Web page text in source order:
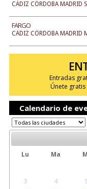
CÁDIZ CÓRDOBA MADRID
FARGO
CÁDIZ CÓRDOBA MADRID
Entradas
Únete
Calendario de
Lu Ma
3
4